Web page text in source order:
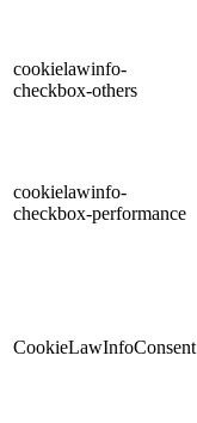
cookielawinfo-
checkbox-others
cookielawinfo-
checkbox-performance
CookieLawInfoConsent